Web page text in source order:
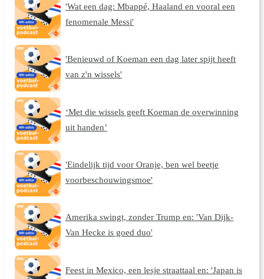
'Wat een dag: Mbappé, Haaland en vooral een
fenomenale Messi'
'Benieuwd of Koeman een dag later spijt heeft
van z'n wissels'
‘Met die wissels geeft Koeman de overwinning
uit handen’
'Eindelijk tijd voor Oranje, ben wel beetje
voorbeschouwingsmoe'
Amerika swingt, zonder Trump en: 'Van Dijk-
Van Hecke is goed duo'
Feest in Mexico, een lesje straattaal en: 'Japan is